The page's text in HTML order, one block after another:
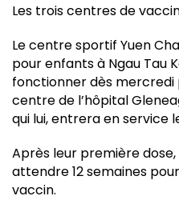
Les trois centres de
Le centre sportif Yuen
pour enfants à Ngau Tau
fonctionner dès mercredi
centre de l’hôpital
qui lui, entrera en service
Après leur première
attendre 12 semaines
vaccin.